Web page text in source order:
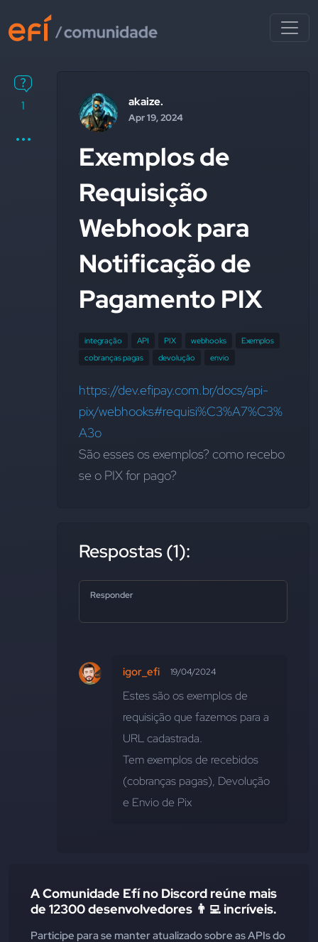
1 akaize.
Apr 19, 2024
Exemplos de
Requisição
Webhook para
Notificação de
Pagamento PIX
integração API PIX webhooks
Exemplos
cobranças pagas
devolução envio
https://dev.efipay.com.br/docs/api-
pix/webhooks#requisi%C3%A7%C3%
A3o
São esses os exemplos? como recebo
se o PIX for pago?
Respostas (1):
Responder
igor_efi 19/04/2024
Estes são os exemplos de
requisição que fazemos para a
URL cadastrada.
Tem exemplos de recebidos
(cobranças pagas), Devolução
e Envio de Pix
A Comunidade Efí no Discord reúne mais
de 12300 desenvolvedores 👨‍💻 incríveis.
Participe para se manter atualizado sobre as APIs do